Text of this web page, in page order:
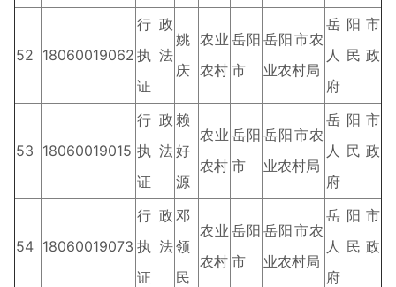
52 18060019062
行政
执法
证
姚
庆
农业
农村
岳阳
市
岳阳市农
业农村局
岳阳市
人民政
府
53 18060019015
行政
执法
证
赖
好
源
农业
农村
岳阳
市
岳阳市农
业农村局
岳阳市
人民政
府
54 18060019073
行政
执法
证
邓
领
民
农业
农村
岳阳
市
岳阳市农
业农村局
岳阳市
人民政
府